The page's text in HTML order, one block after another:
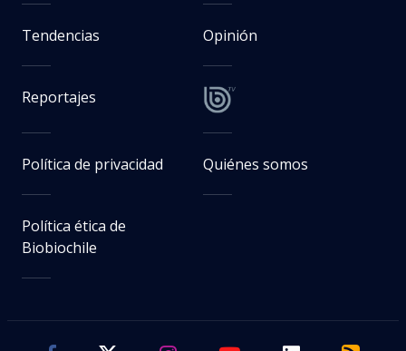
Tendencias Opinión
Reportajes
Política de privacidad Quiénes somos
Política ética de
Biobiochile